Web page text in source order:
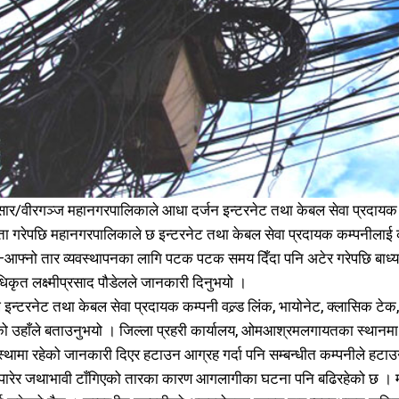
55
अर्थ 54
फिचर 28
विशेष 25
प्रदेश 21
शिक्षा 19
बागमती 16
स्वास्थ्य
खेलकूद 15
55
अर्थ 54
फिचर 28
विशेष 25
प्रदेश 21
शिक्षा 19
बागमती 16
स्वास्थ्य
खेलकूद 15
वीरगञ्ज महानगरपालिकाले आधा दर्जन इन्टरनेट तथा केबल सेवा
गरेपछि महानगरपालिकाले छ इन्टरनेट तथा केबल सेवा प्रदायक
तार व्यवस्थापनका लागि पटक पटक समय दिँदा पनि अटेर गरेपछि
लक्ष्मीप्रसाद पौडेलले जानकारी दिनुभयो ।
तथा केबल सेवा प्रदायक कम्पनी वल्र्ड लिंक, भायोनेट, क्लासिक
उहाँले बताउनुभयो । जिल्ला प्रहरी कार्यालय, ओमआश्रमलगायतका
रहेको जानकारी दिएर हटाउन आग्रह गर्दा पनि सम्बन्धीत कम्पनीले
जथाभावी टाँगिएको तारका कारण आगलागीका घटना पनि बढिरहेको छ